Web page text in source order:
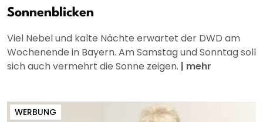
Sonnenblicken
Viel Nebel und kalte Nächte erwartet der DWD am
Wochenende in Bayern. Am Samstag und Sonntag soll
sich auch vermehrt die Sonne zeigen. | mehr
WERBUNG